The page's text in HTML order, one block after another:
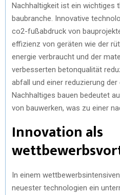
Nachhaltigkeit ist ein wichtiges
baubranche. Innovative
co2-fußabdruck von
effizienz von geräten wie der
energie verbraucht und der
verbesserten betonqualität
abfall und einer reduzierung
Nachhaltiges bauen bedeutet
von bauwerken, was zu einer
Innovation als
In einem
neuester technologien ein